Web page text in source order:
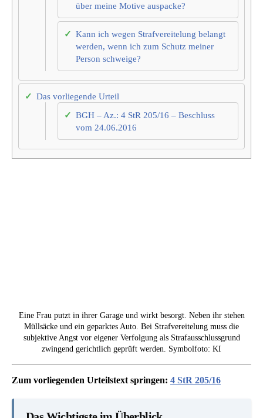
über meine Motive auspacke?
Kann ich wegen Strafvereitelung belangt
werden, wenn ich zum Schutz meiner
Person schweige?
Das vorliegende Urteil
BGH – Az.: 4 StR 205/16 – Beschluss
vom 24.06.2016
Eine Frau putzt in ihrer Garage und wirkt besorgt. Neben ihr stehen
Müllsäcke und ein geparktes Auto. Bei Strafvereitelung muss die
subjektive Angst vor eigener Verfolgung als Strafausschlussgrund
zwingend gerichtlich geprüft werden. Symbolfoto: KI
Zum vorliegenden Urteilstext springen: 4 StR 205/16